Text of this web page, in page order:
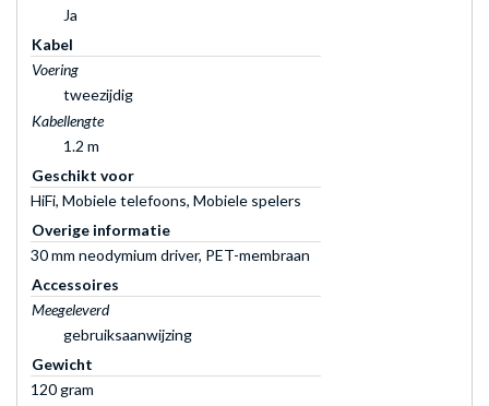
Ja
Kabel
Voering
tweezijdig
Kabellengte
1.2 m
Geschikt voor
HiFi, Mobiele telefoons, Mobiele spelers
Overige informatie
30 mm neodymium driver, PET-membraan
Accessoires
Meegeleverd
gebruiksaanwijzing
Gewicht
120 gram